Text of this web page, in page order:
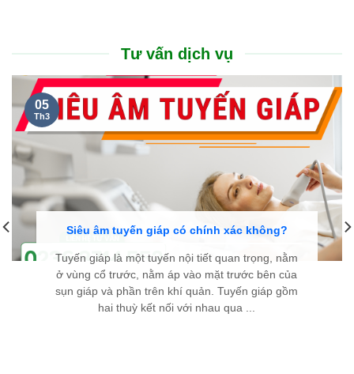
Tư vấn dịch vụ
Siêu âm tuyến giáp có chính xác không?
Tuyến giáp là một tuyến nội tiết quan trọng, nằm
ở vùng cổ trước, nằm áp vào mặt trước bên của
sụn giáp và phần trên khí quản. Tuyến giáp gồm
hai thuỳ kết nối với nhau qua ...
05
Th3